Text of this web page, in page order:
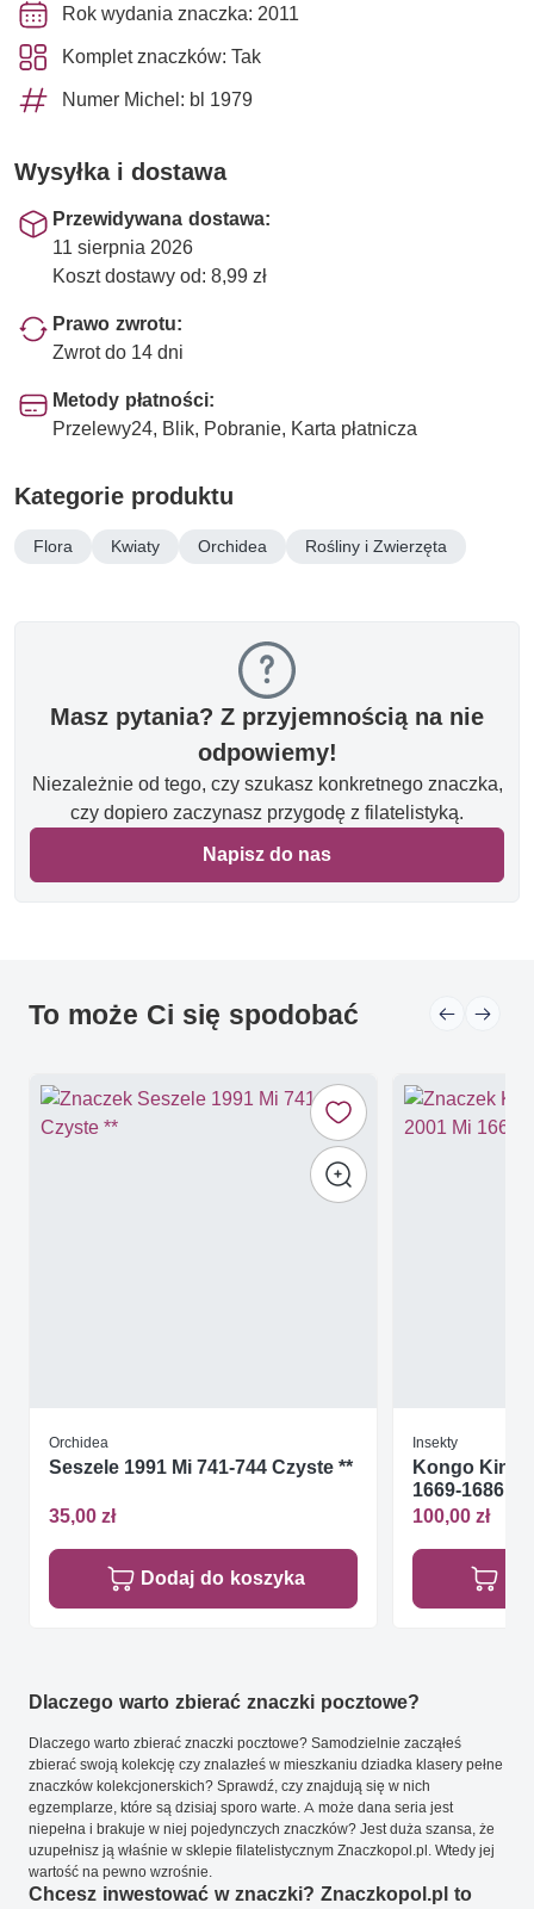
Rok wydania znaczka: 2011
Komplet znaczków: Tak
Numer Michel: bl 1979
Wysyłka i dostawa
Przewidywana dostawa:
11 sierpnia 2026
Koszt dostawy od: 8,99 zł
Prawo zwrotu:
Zwrot do 14 dni
Metody płatności:
Przelewy24, Blik, Pobranie, Karta płatnicza
Kategorie produktu
Flora Kwiaty Orchidea Rośliny i Zwierzęta
Masz pytania? Z przyjemnością na nie
odpowiemy!
Niezależnie od tego, czy szukasz konkretnego znaczka,
czy dopiero zaczynasz przygodę z filatelistyką.
Napisz do nas
To może Ci się spodobać
Orchidea
Seszele 1991 Mi 741-744 Czyste **
35,00 zł
Dodaj do koszyka
Insekty
Kongo
1669-1686
100,00 zł
Dlaczego warto zbierać znaczki pocztowe?
Dlaczego warto zbierać znaczki pocztowe? Samodzielnie zacząłeś
zbierać swoją kolekcję czy znalazłeś w mieszkaniu dziadka klasery pełne
znaczków kolekcjonerskich? Sprawdź, czy znajdują się w nich
egzemplarze, które są dzisiaj sporo warte. A może dana seria jest
niepełna i brakuje w niej pojedynczych znaczków? Jest duża szansa, że
uzupełnisz ją właśnie w sklepie filatelistycznym Znaczkopol.pl. Wtedy jej
wartość na pewno wzrośnie.
Chcesz inwestować w znaczki? Znaczkopol.pl to